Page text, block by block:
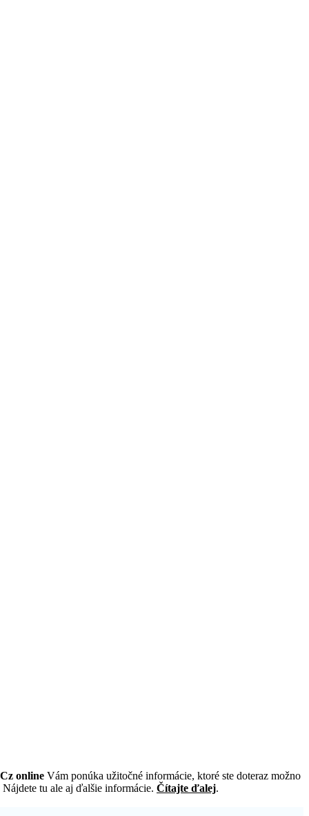
online Vám ponúka užitočné informácie, ktoré ste doteraz možno
tu ale aj ďalšie informácie. Čítajte ďalej.